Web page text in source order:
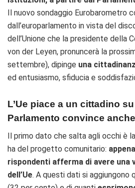
Il nuovo sondaggio Eurobarometro
dall’europarlamento in vista del
dell’Unione che la presidente della
von der Leyen, pronuncerà la
settembre), dipinge una
ed entusiasmo, sfiducia e
L’Ue piace a un cittadino
Parlamento convince
Il primo dato che salta agli occhi è
ha del progetto comunitario:
rispondenti afferma di avere una
dell’Ue. A questi dati si aggiungono